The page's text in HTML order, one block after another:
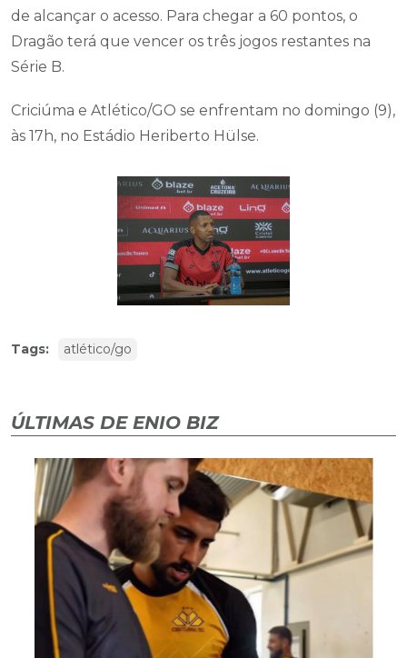
de alcançar o acesso. Para chegar a 60 pontos, o
Dragão terá que vencer os três jogos restantes na
Série B.
Criciúma e Atlético/GO se enfrentam no domingo (9),
às 17h, no Estádio Heriberto Hülse.
Tags: atlético/go
ÚLTIMAS DE ENIO BIZ